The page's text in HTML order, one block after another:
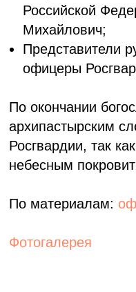
Российской
Михайлович;
Представители
офицеры
По окончании
архипастырским
Росгвардии, так
небесным
По материалам:
Фотогалерея